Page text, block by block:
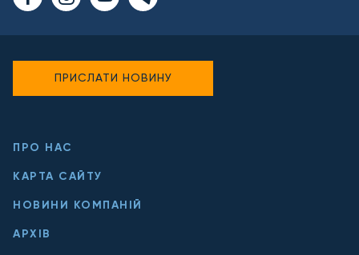
ПРО НАС
КАРТА САЙТУ
НОВИНИ КОМПАНІЙ
АРХІВ
ПРИСЛАТИ НОВИНУ